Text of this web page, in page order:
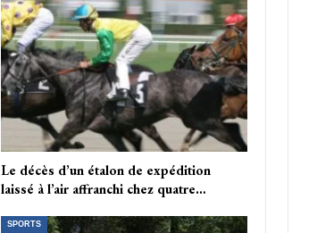
Le décès d’un étalon de expédition
laissé à l’air affranchi chez quatre…
SPORTS